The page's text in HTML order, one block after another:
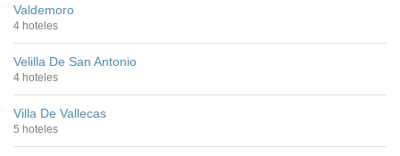
Valdemoro
4 hoteles
Velilla De San Antonio
4 hoteles
Villa De Vallecas
5 hoteles